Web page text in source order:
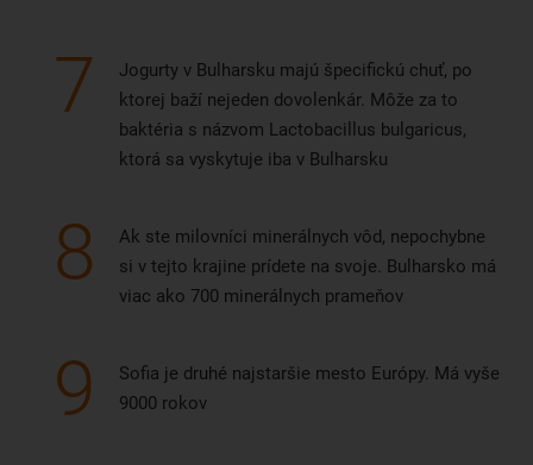
7
Jogurty v Bulharsku majú špecifickú chuť, po
ktorej baží nejeden dovolenkár. Môže za to
baktéria s názvom Lactobacillus bulgaricus,
ktorá sa vyskytuje iba v Bulharsku
8
Ak ste milovníci minerálnych vôd, nepochybne
si v tejto krajine prídete na svoje. Bulharsko má
viac ako 700 minerálnych prameňov
9
Sofia je druhé najstaršie mesto Európy. Má vyše
9000 rokov